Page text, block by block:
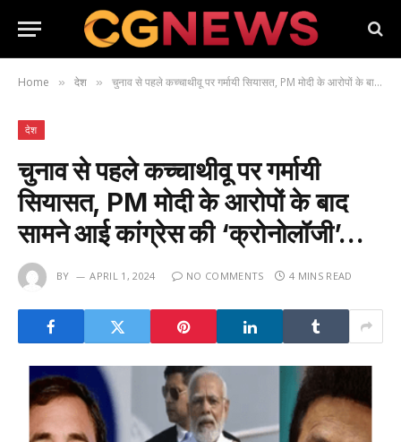
Home » देश » चुनाव से पहले कच्चाथीवू पर गर्मायी सियासत, PM मोदी के आरोपों के बाद सामने आई कांग्रेस की ‘क्रोनोलॉजी’…
देश
चुनाव से पहले कच्चाथीवू पर गर्मायी
सियासत, PM मोदी के आरोपों के बाद
सामने आई कांग्रेस की ‘क्रोनोलॉजी’…
BY APRIL 1, 2024 NO COMMENTS 4 MINS READ